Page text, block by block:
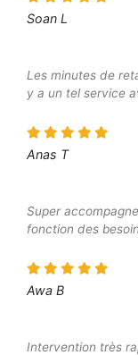
Soan L
Les minutes de
y a un tel service
Anas T
Super
fonction des
Awa B
Intervention très